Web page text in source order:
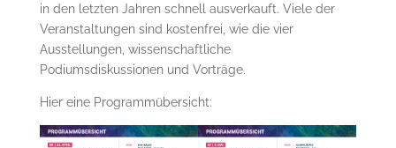
in den letzten Jahren schnell ausverkauft. Viele der
Veranstaltungen sind kostenfrei, wie die vier
Ausstellungen, wissenschaftliche
Podiumsdiskussionen und Vorträge.
Hier eine Programmübersicht: